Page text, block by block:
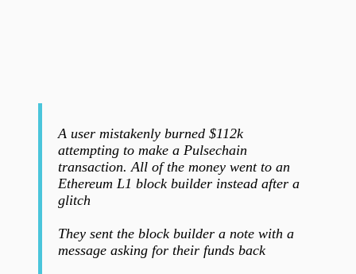
A user mistakenly burned $112k
attempting to make a Pulsechain
transaction. All of the money went to an
Ethereum L1 block builder instead after a
glitch
They sent the block builder a note with a
message asking for their funds back